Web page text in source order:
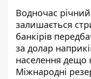
Водночас
залишається
банкірів
за долар
населення дещо
Міжнародні